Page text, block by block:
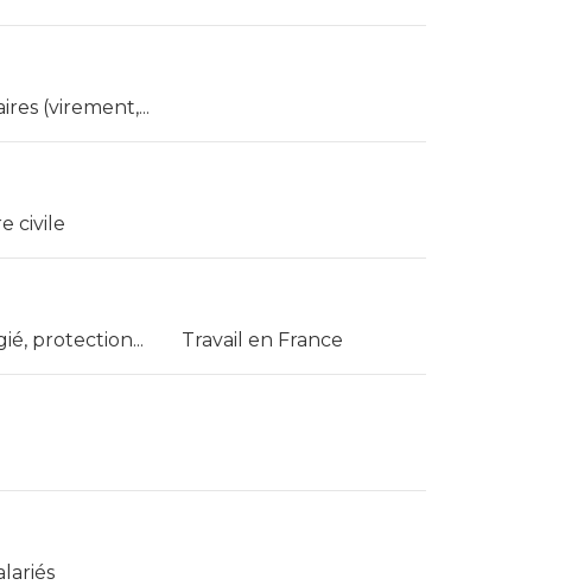
(virement,...
civile
protection... Travail en France